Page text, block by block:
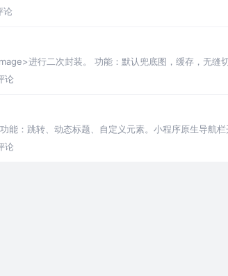
论
进行二次封装。 功能：默认兜底图，缓存，无缝切
论
：跳转、动态标题、自定义元素。小程序原生导航
论